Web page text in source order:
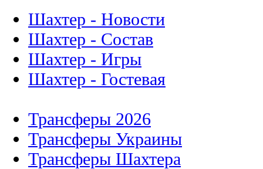
Шахтер - Новости
Шахтер - Состав
Шахтер - Игры
Шахтер - Гостевая
Трансферы 2026
Трансферы Украины
Трансферы Шахтера